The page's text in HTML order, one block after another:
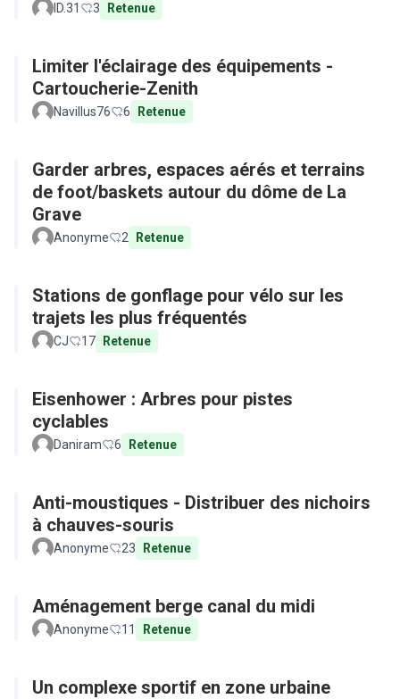
ID.31 3 Retenue
Limiter l'éclairage des équipements -
Cartoucherie-Zenith
Navillus76 6 Retenue
Garder arbres, espaces aérés et terrains
de foot/baskets autour du dôme de La
Grave
Anonyme 2 Retenue
Stations de gonflage pour vélo sur les
trajets les plus fréquentés
CJ 17 Retenue
Eisenhower : Arbres pour pistes
cyclables
Daniram 6 Retenue
Anti-moustiques - Distribuer des nichoirs
à chauves-souris
Anonyme 23 Retenue
Aménagement berge canal du midi
Anonyme 11 Retenue
Un complexe sportif en zone urbaine